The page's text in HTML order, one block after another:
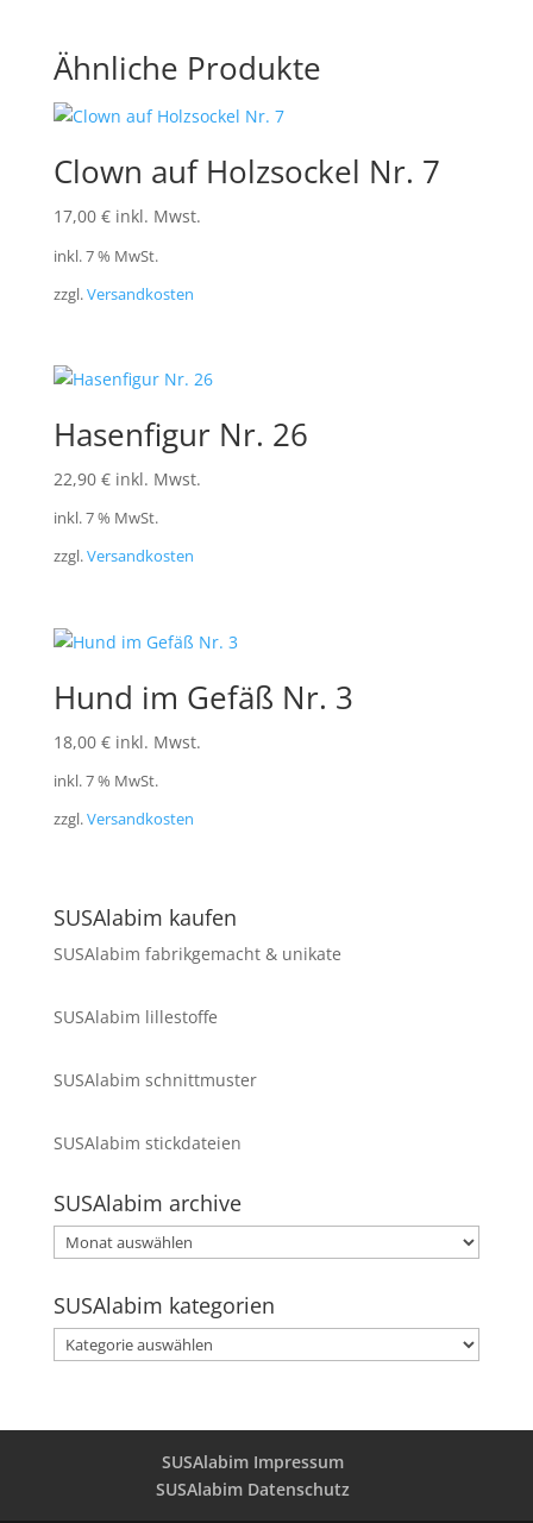
Ähnliche Produkte
Clown auf Holzsockel Nr. 7
17,00 € inkl. Mwst.
inkl. 7 % MwSt.
zzgl.Versandkosten
Hasenfigur Nr. 26
22,90 € inkl. Mwst.
inkl. 7 % MwSt.
zzgl.Versandkosten
Hund im Gefäß Nr. 3
18,00 € inkl. Mwst.
inkl. 7 % MwSt.
zzgl.Versandkosten
SUSAlabim kaufen
SUSAlabim fabrikgemacht & unikate
SUSAlabim lillestoffe
SUSAlabim schnittmuster
SUSAlabim stickdateien
SUSAlabim archive
SUSAlabim
archive
SUSAlabim kategorien
SUSAlabim
kategorien
SUSAlabim Impressum
SUSAlabim Datenschutz